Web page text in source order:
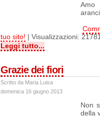
Amo
tuo sito! | Visualizzazioni:
Leggi tutto...
Grazie dei fiori
Scritto da Maria Luisa
domenica 16 giugno 2013
Non
della